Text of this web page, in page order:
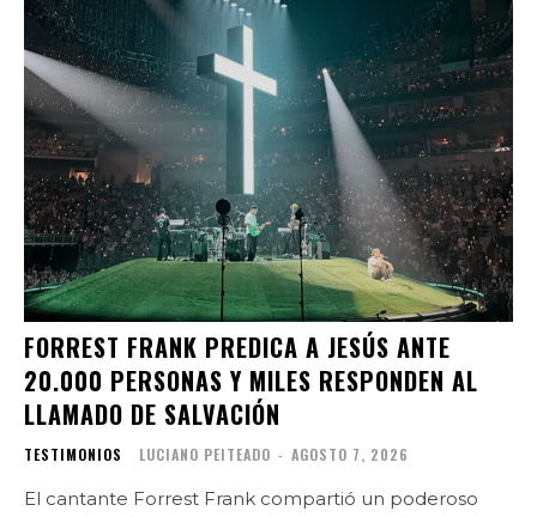
FORREST FRANK PREDICA A JESÚS ANTE
20.000 PERSONAS Y MILES RESPONDEN AL
LLAMADO DE SALVACIÓN
TESTIMONIOS LUCIANO PEITEADO - AGOSTO 7, 2026
El cantante Forrest Frank compartió un poderoso